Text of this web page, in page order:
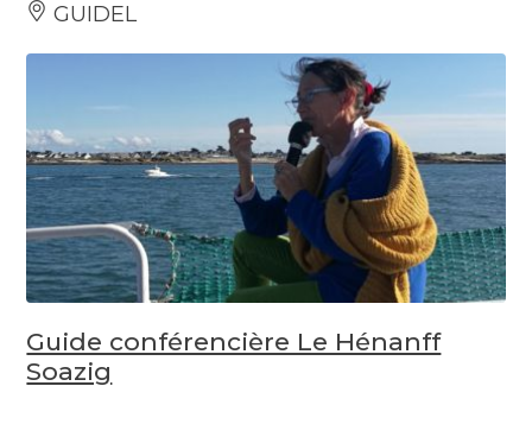
GUIDEL
Guide conférencière Le Hénanff
Soazig